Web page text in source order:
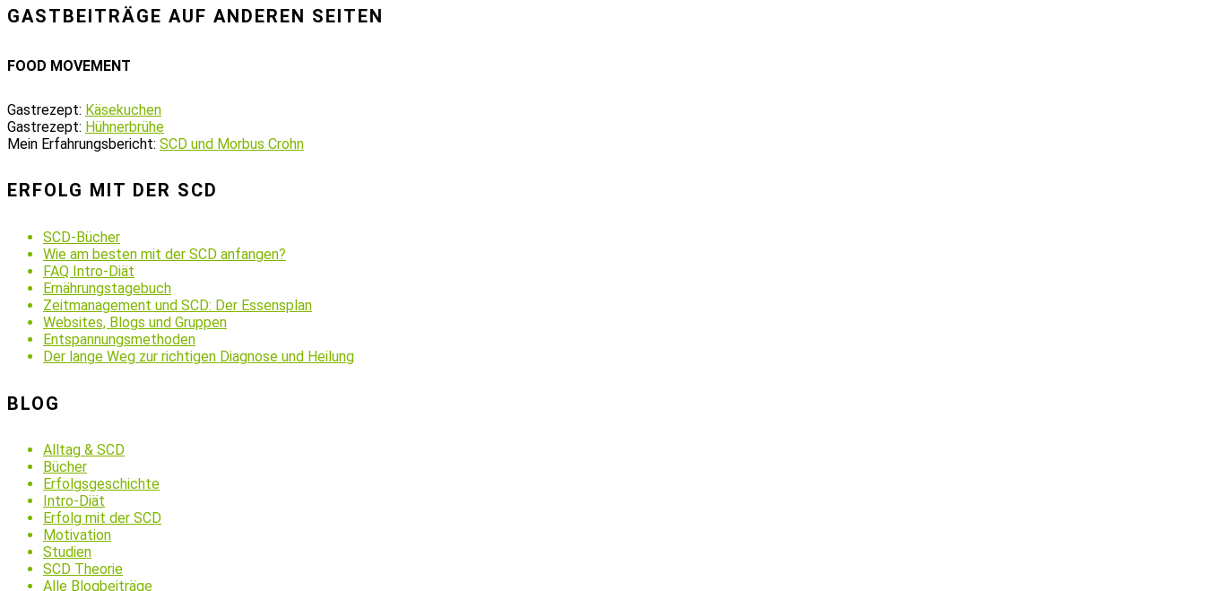
GASTBEITRÄGE AUF ANDEREN SEITEN
FOOD MOVEMENT
Gastrezept: Käsekuchen
Gastrezept: Hühnerbrühe
Mein Erfahrungsbericht: SCD und Morbus Crohn
ERFOLG MIT DER SCD
SCD-Bücher
Wie am besten mit der SCD anfangen?
FAQ Intro-Diät
Ernährungstagebuch
Zeitmanagement und SCD: Der Essensplan
Websites, Blogs und Gruppen
Entspannungsmethoden
Der lange Weg zur richtigen Diagnose und Heilung
BLOG
Alltag & SCD
Bücher
Erfolgsgeschichte
Intro-Diät
Erfolg mit der SCD
Motivation
Studien
SCD Theorie
Alle Blogbeiträge